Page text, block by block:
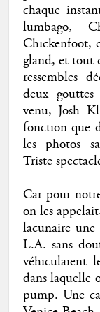
chaque
lumbago,
Chickenfoot,
gland, et tout
ressembles
deux
venu, Josh
fonction que
les photos
Triste
Car pour
on les
lacunaire
L.A. sans
véhiculaient
dans laquelle
pump. Une